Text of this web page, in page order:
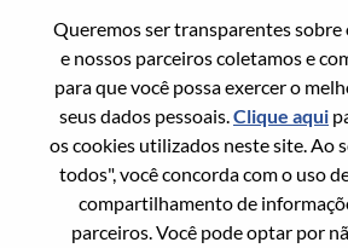
Queremos ser transparentes sobre
e nossos parceiros coletamos e
para que você possa exercer o
seus dados pessoais.Clique aqui
os cookies utilizados neste site. Ao
todos", você concorda com o uso
compartilhamento de
parceiros. Você pode optar por
Enter the email address
account, then click "Continue".
Vamos enviar por email um
redefinir sua senha.